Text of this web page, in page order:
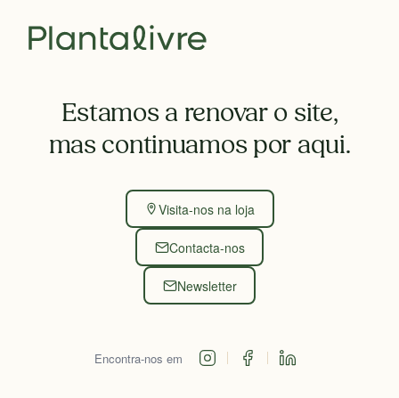
Estamos a renovar o site,
mas continuamos por aqui.
Visita-nos na loja
Contacta-nos
Newsletter
Encontra-nos em